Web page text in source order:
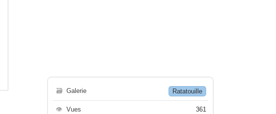
🗃 Galerie Ratatouille
👁 Vues 361